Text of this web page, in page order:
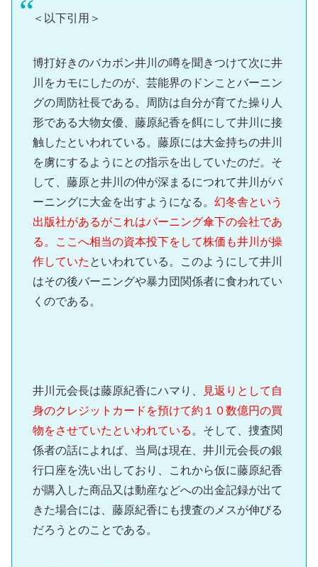
＜以下引用＞
博打好きのバカボン井川の噂を聞きつけて次に井
川をカモにしたのが、芸能界のドンことバーニン
グの周防社長である。周防は自分が育てた操り人
形である大物女優、藤原紀香を餌にして井川に接
触したといわれている。藤原には大金持ちの井川
を虜にするようにとの指示を出していたのだ。そ
して、藤原と井川の仲が深まるにつれて井川がバ
ーニングに大金を出すようになる。 幻冬舎という
出版社があるがこれはバーニング傘下の会社であ
る。ここへ相当の資本投下をして株価も井川が操
作していた といわれている。このようにして井川
はその後バーニングや暴力団関係者に食われてい
くのである。
井川元会長は藤原紀香にハマり、
見返りとして自
身のクレジットカードを預けて約１０数億円の買
物をさせていたといわれている 。そして、捜査関
係者の話によれば、当局は現在、井川元会長の銀
行口座を洗い出しており、これから仮に藤原紀香
が購入した商品又は動産などへの出金記録が出て
きた場合には、藤原紀香にも捜査のメスが伸びる
だろうとのことである。